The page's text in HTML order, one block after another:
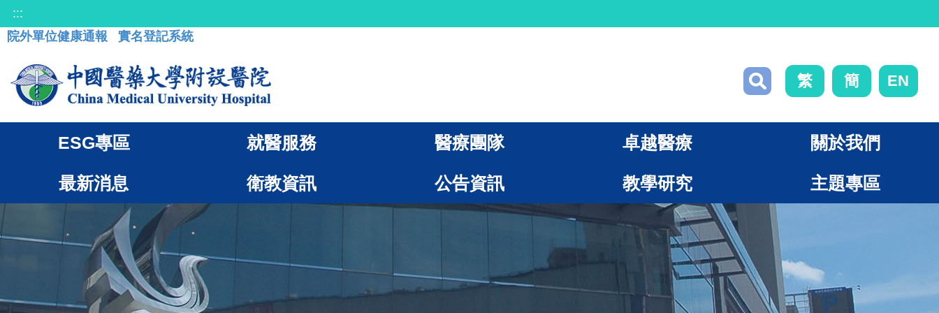
:::
院外單位健康通報
實名登記系統
繁 簡 EN
ESG專區 就醫服務 醫療團隊 卓越醫療 關於我們
最新消息 衛教資訊 公告資訊 教學研究 主題專區